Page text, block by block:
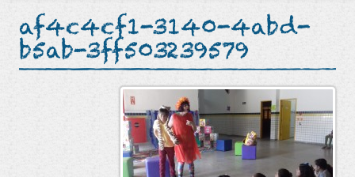
af4c4cf1-3140-4abd-
b5ab-3ff503239579